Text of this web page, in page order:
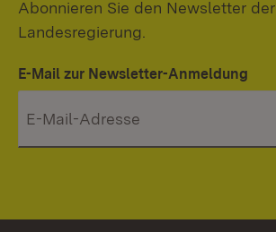
Abonnieren Sie den Newsletter der
Landesregierung.
E-Mail zur Newsletter-Anmeldung